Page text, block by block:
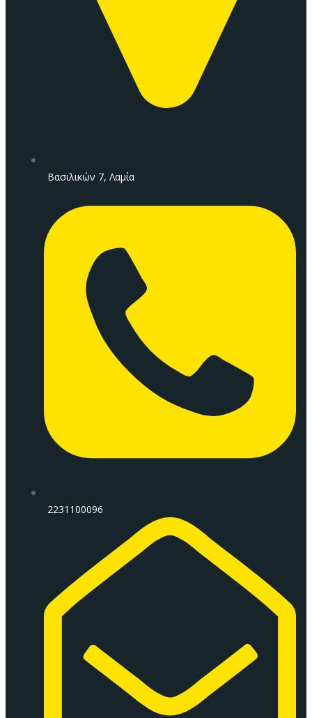
Βασιλικών 7, Λαμία
2231100096